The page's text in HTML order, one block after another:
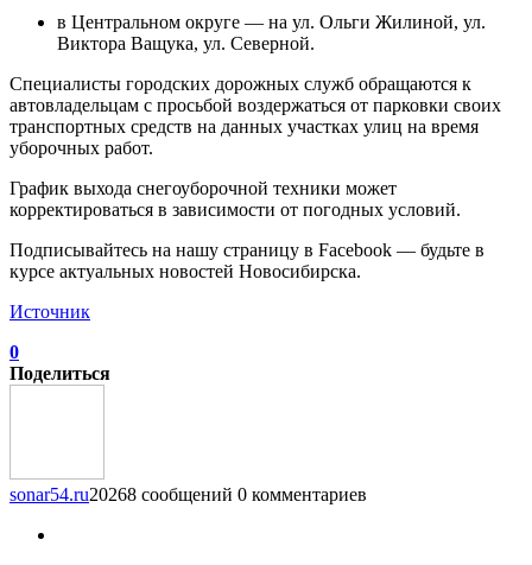
в Центральном округе — на ул. Ольги Жилиной, ул.
Виктора Ващука, ул. Северной.
Специалисты городских дорожных служб обращаются к
автовладельцам с просьбой воздержаться от парковки своих
транспортных средств на данных участках улиц на время
уборочных работ.
График выхода снегоуборочной техники может
корректироваться в зависимости от погодных условий.
Подписывайтесь на нашу страницу в Facebook — будьте в
курсе актуальных новостей Новосибирска.
Источник
0
Поделиться
sonar54.ru20268 сообщений 0 комментариев